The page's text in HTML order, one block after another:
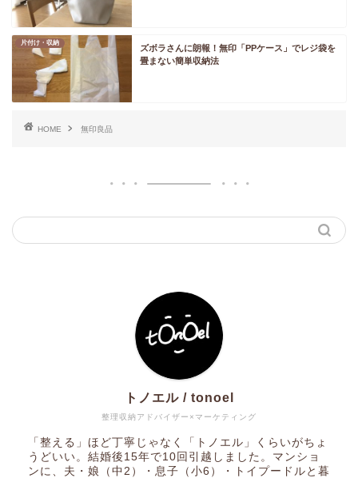
片付け・収納
ズボラさんに朗報！無印「PPケース」でレジ袋を
畳まない簡単収納法
HOME 無印良品
整理収納アドバイザー×マーケティング
トノエル / tonoel
「整える」ほど丁寧じゃなく「トノエル」くらいがちょ
うどいい。結婚後15年で10回引越しました。マンショ
ンに、夫・娘（中2）・息子（小6）・トイプードルと暮